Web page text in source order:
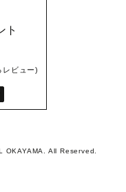
ト
ビュー)
OKAYAMA. All Reserved.